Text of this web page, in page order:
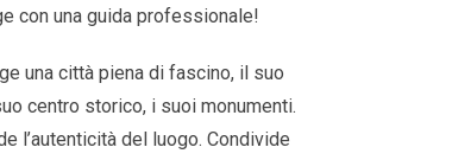
con una guida professionale!
una città piena di fascino, il suo
centro storico, i suoi monumenti.
l’autenticità del luogo. Condivide